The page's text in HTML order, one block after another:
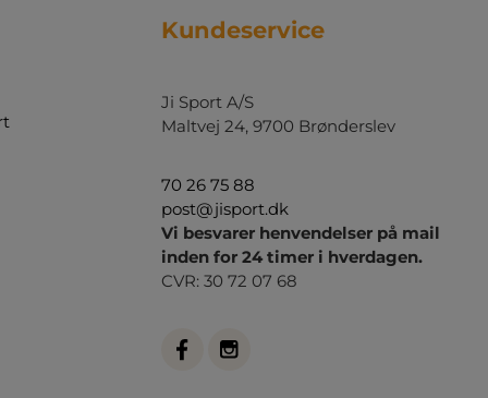
Kundeservice
Ji Sport A/S
Maltvej 24, 9700 Brønderslev
70 26 75 88
post@jisport.dk
Vi besvarer henvendelser på mail
inden for 24 timer i hverdagen.
CVR: 30 72 07 68